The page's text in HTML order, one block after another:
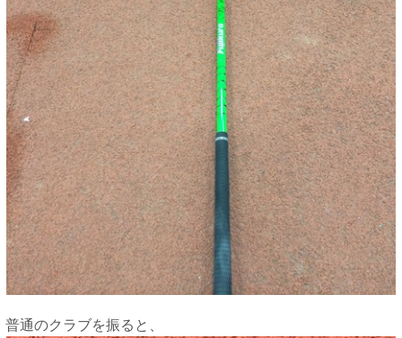
普通のクラブを振ると、